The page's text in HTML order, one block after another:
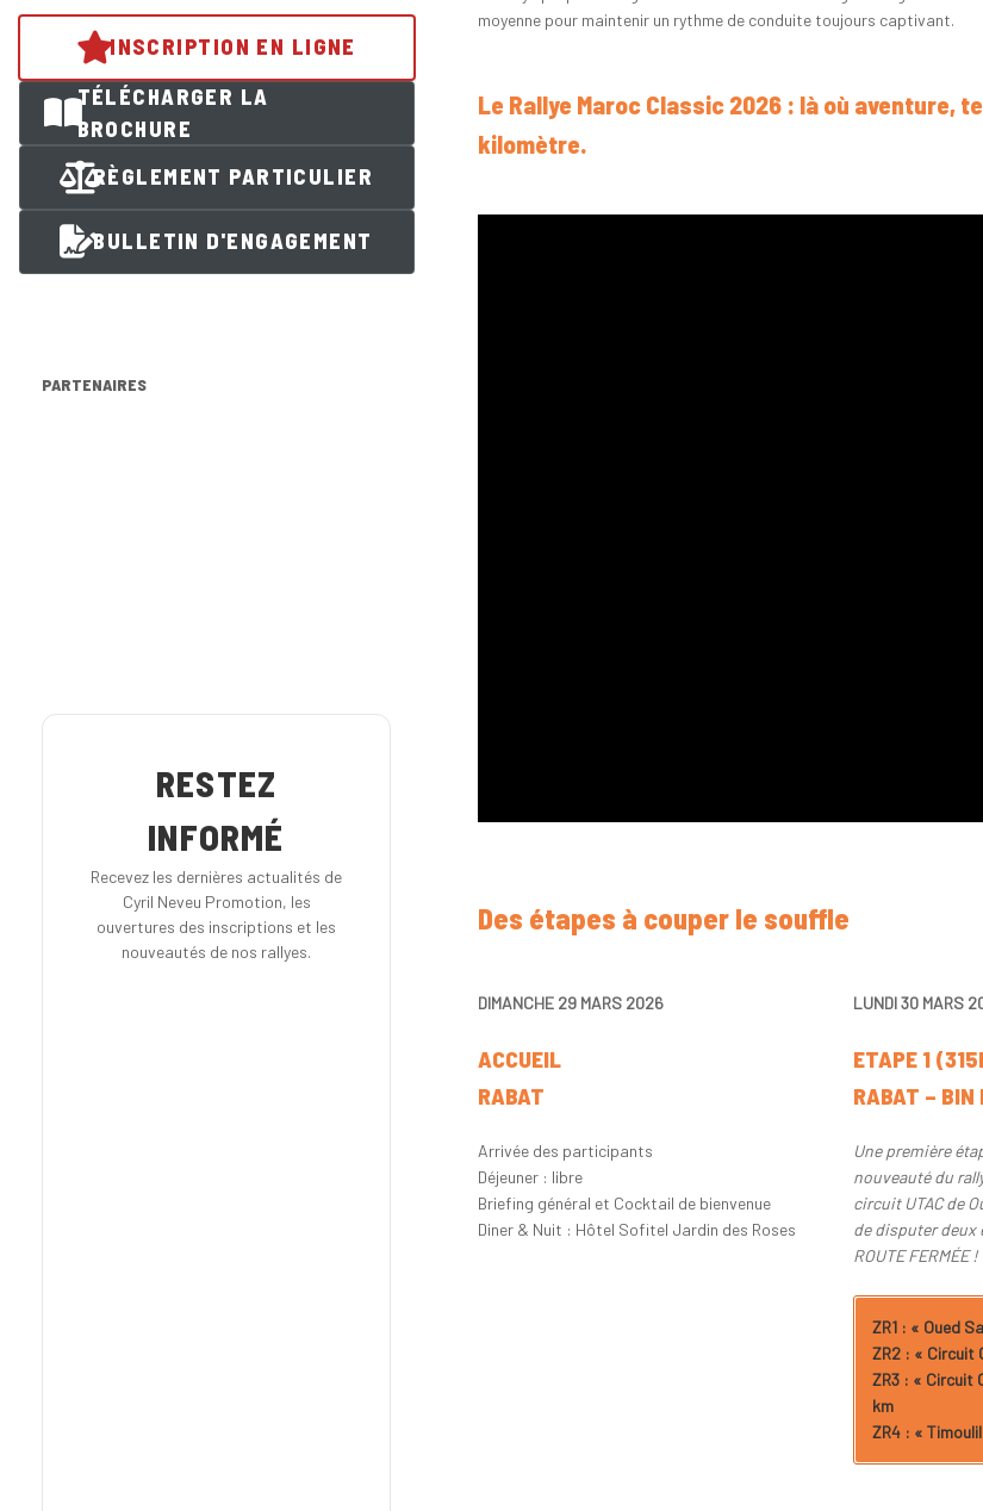
moyenne pour maintenir un rythme de conduite toujours captivant.
Le Rallye Maroc Classic 2026 : là où
kilomètre.
Des étapes à couper le souffle
DIMANCHE 29 MARS 2026
ACCUEIL
RABAT
Arrivée des participants
Déjeuner : libre
Briefing général et Cocktail de bienvenue
Diner & Nuit : Hôtel Sofitel Jardin des Roses
LUNDI 30 MARS
ETAPE 1
RABAT – BIN
Une première
nouveauté du
circuit UTAC de
de disputer deux
ROUTE FERMÉE !
ZR1 : « Oued
ZR2 : « Circuit
ZR3 : « Circuit
km
ZR4 : «
INSCRIPTION EN LIGNE
TÉLÉCHARGER LA
BROCHURE
RÈGLEMENT PARTICULIER
BULLETIN D'ENGAGEMENT
PARTENAIRES
RESTEZ
INFORMÉ
Recevez les dernières actualités de
Cyril Neveu Promotion, les
ouvertures des inscriptions et les
nouveautés de nos rallyes.